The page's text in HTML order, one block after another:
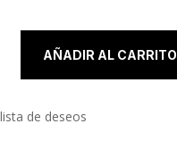
AÑADIR AL CARRITO